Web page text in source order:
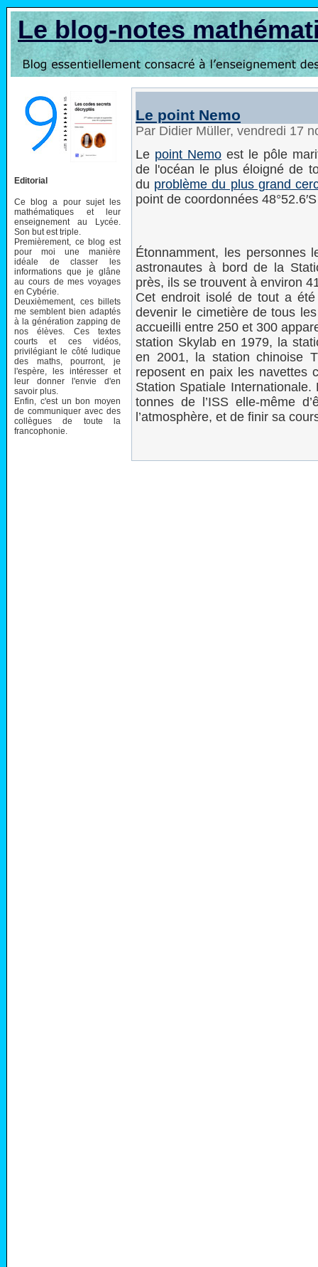
Le blog-notes
Editorial
Ce blog a pour sujet les
mathématiques et leur
enseignement au Lycée.
Son but est triple.
Premièrement, ce blog est
pour moi une manière
idéale de classer les
informations que je glâne
au cours de mes voyages
en Cybérie.
Deuxièmement, ces billets
me semblent bien adaptés
à la génération zapping de
nos élèves. Ces textes
courts et ces vidéos,
privilégiant le côté ludique
des maths, pourront, je
l'espère, les intéresser et
leur donner l'envie d'en
savoir plus.
Enfin, c'est un bon moyen
de communiquer avec des
collègues de toute la
francophonie.
Le point Nemo
Par Didier Müller, vendredi 17
Le point Nemo est le pôle
de l'océan le plus éloigné de
du problème du plus grand
point de coordonnées 48°52.6′S
Étonnamment, les personnes
astronautes à bord de la
près, ils se trouvent à environ
Cet endroit isolé de tout a
devenir le cimetière de tous
accueilli entre 250 et 300
station Skylab en 1979, la
en 2001, la station chinoise
reposent en paix les navettes
Station Spatiale
tonnes de l’ISS elle-même
l’atmosphère, et de finir sa